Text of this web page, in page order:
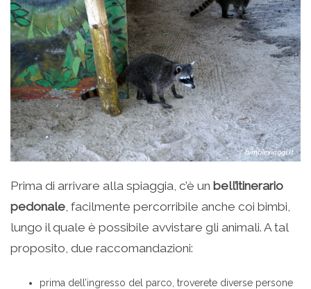
Prima di arrivare alla spiaggia, c’è un bell’itinerario
pedonale, facilmente percorribile anche coi bimbi,
lungo il quale è possibile avvistare gli animali. A tal
proposito, due raccomandazioni:
prima dell’ingresso del parco, troverete diverse persone